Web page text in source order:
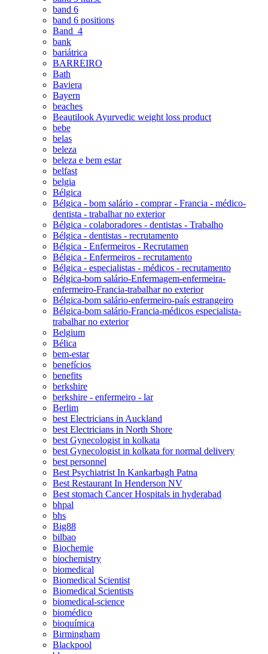
band 6
band 6 positions
Band_4
bank
bariátrica
BARREIRO
Bath
Baviera
Bayern
beaches
Beautilook Ayurvedic weight loss product
bebe
belas
beleza
beleza e bem estar
belfast
belgia
Bélgica
Bélgica - bom salário - comprar - Francia - médico-
dentista - trabalhar no exterior
Bélgica - colaboradores - dentistas - Trabalho
Bélgica - dentistas - recrutamento
Bélgica - Enfermeiros - Recrutamen
Bélgica - Enfermeiros - recrutamento
Bélgica - especialistas - médicos - recrutamento
Bélgica-bom salário-Enfermagem-enfermeira-
enfermeiro-Francia-trabalhar no exterior
Bélgica-bom salário-enfermeiro-país estrangeiro
Bélgica-bom salário-Francia-médicos especialista-
trabalhar no exterior
Belgium
Bélica
bem-estar
benefícios
benefits
berkshire
berkshire - enfermeiro - lar
Berlim
best Electricians in Auckland
best Electricians in North Shore
best Gynecologist in kolkata
best Gynecologist in kolkata for normal delivery
best personnel
Best Psychiatrist In Kankarbagh Patna
Best Restaurant In Henderson NV
Best stomach Cancer Hospitals in hyderabad
bhpal
bhs
Big88
bilbao
Biochemie
biochemistry
biomedical
Biomedical Scientist
Biomedical Scientists
biomedical-science
biomédico
bioquímica
Birmingham
Blackpool